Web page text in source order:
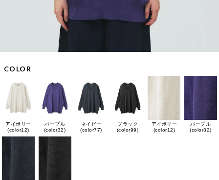
COLOR
アイボリー
(color12)
パープル
(color32)
ネイビー
(color77)
ブラック
(color99)
アイボリー
(color12)
パープル
(color32)